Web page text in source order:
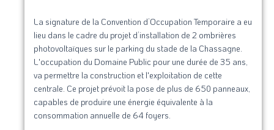
La signature de la Convention d’Occupation Temporaire a eu
lieu dans le cadre du projet d’installation de 2 ombrières
photovoltaïques sur le parking du stade de la Chassagne.
L'occupation du Domaine Public pour une durée de 35 ans,
va permettre la construction et l'exploitation de cette
centrale. Ce projet prévoit la pose de plus de 650 panneaux,
capables de produire une énergie équivalente à la
consommation annuelle de 64 foyers.